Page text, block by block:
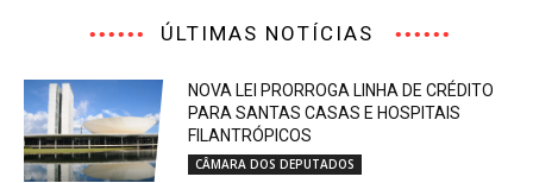
ÚLTIMAS NOTÍCIAS
NOVA LEI PRORROGA LINHA DE CRÉDITO
PARA SANTAS CASAS E HOSPITAIS
FILANTRÓPICOS
CÂMARA DOS DEPUTADOS